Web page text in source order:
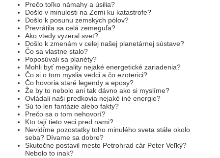
Prečo toľko námahy a úsilia?
Došlo v minulosti na Zemi ku katastrofe?
Došlo k posunu zemských pólov?
Prevrátila sa celá zemeguľa?
Ako vtedy vyzeral svet?
Došlo k zmenám v celej našej planetárnej sústave?
Čo sa vlastne stalo?
Poposúvali sa planéty?
Mohli byť megality nejaké energetické zariadenia?
Čo si o tom myslia vedci a čo ezoterici?
Čo hovoria staré legendy a eposy?
Že by to nebolo ani tak dávno ako si myslíme?
Ovládali naši predkovia nejaké iné energie?
Sú to len fantázie alebo fakty?
Prečo sa o tom nehovorí?
Kto tají tieto veci pred nami?
Nevidíme pozostatky toho minulého sveta stále okolo
seba? Dívame sa dobre?
Skutočne postavil mesto Petrohrad cár Peter Veľký?
Nebolo to inak?